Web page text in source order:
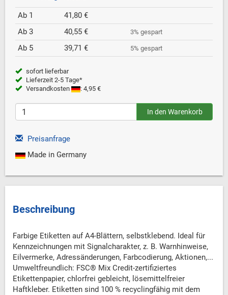
Ab 1
41,80 €
Ab 3
40,55 € 3% gespart
Ab 5 39,71 € 5% gespart
sofort lieferbar
Lieferzeit 2-5 Tage*
Versandkosten
: 4,95 €
Preisanfrage
Made in Germany
Beschreibung
Farbige Etiketten auf A4-Blättern, selbstklebend. Ideal für
Kennzeichnungen mit Signalcharakter, z. B. Warnhinweise,
Eilvermerke, Adressänderungen, Farbcodierung, Aktionen,...
Umweltfreundlich: FSC® Mix Credit-zertifiziertes
Etikettenpapier, chlorfrei gebleicht, lösemittelfreier
Haftkleber. Etiketten sind 100 % recyclingfähig mit dem